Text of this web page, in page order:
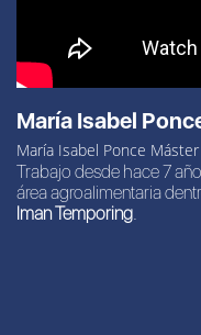
María Isabel
María Isabel Ponce
Trabajo desde hace 7
área agroalimentaria
Iman Temporing.